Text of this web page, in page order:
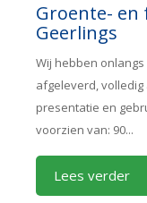
Groente-
Geerlings
Wij hebben
afgeleverd,
presentatie en
voorzien van: 90...
Lees verder